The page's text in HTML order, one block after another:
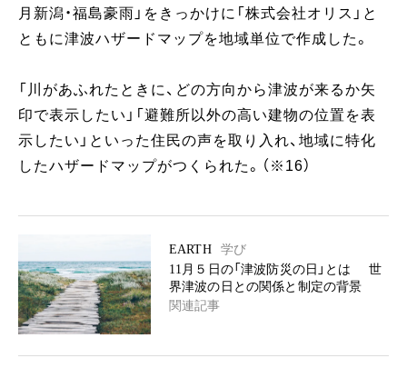
月新潟・福島豪雨」をきっかけに「株式会社オリス」と
ともに津波ハザードマップを地域単位で作成した。
「川があふれたときに、どの方向から津波が来るか矢
印で表示したい」「避難所以外の高い建物の位置を表
示したい」といった住民の声を取り入れ、地域に特化
したハザードマップがつくられた。（※16）
EARTH
学び
11月５日の「津波防災の日」とは 世
界津波の日との関係と制定の背景
関連記事